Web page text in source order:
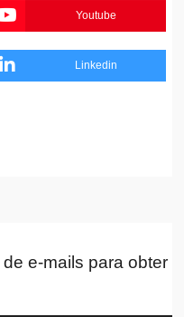
Youtube
Linkedin
e-mails para obter